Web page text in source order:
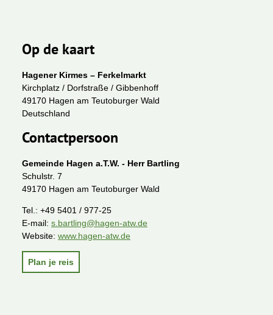
Op de kaart
Hagener Kirmes – Ferkelmarkt
Kirchplatz / Dorfstraße / Gibbenhoff
49170 Hagen am Teutoburger Wald
Deutschland
Contactpersoon
Gemeinde Hagen a.T.W. - Herr Bartling
Schulstr. 7
49170 Hagen am Teutoburger Wald
Tel.: +49 5401 / 977-25
E-mail: s.bartling@hagen-atw.de
Website: www.hagen-atw.de
Plan je reis